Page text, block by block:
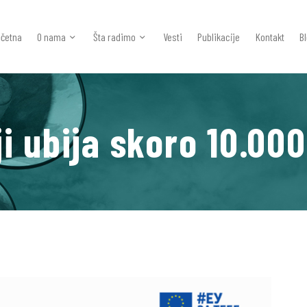
O nama Šta radimo Vesti Publikacije Kontakt
ubija skoro